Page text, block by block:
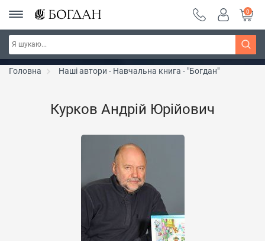
РОЗПРОДАЖ ~ 150 грн ~ 200 грн ~ 250 грн ~
300 грн ~ РОЗПРОДАЖ
Дізнатись більше
0
Головна Наші автори - Навчальна книга - "Богдан"
Курков Андрій Юрійович